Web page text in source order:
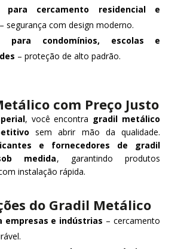
para cercamento residencial e
segurança com design moderno.
para condomínios, escolas e
– proteção de alto padrão.
com Preço Justo
, você encontra gradil metálico
sem abrir mão da qualidade.
e fornecedores de gradil
medida, garantindo produtos
instalação rápida.
do Gradil Metálico
empresas e indústrias – cercamento